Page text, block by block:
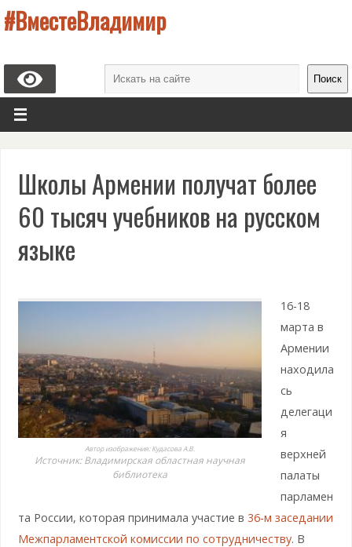
#ВместеВладимир
Поиск
Школы Армении получат более
60 тысяч учебников на русском
языке
Автор изображения:Кудасова А.В.
Источник:Владимирская областная научная
библиотека
16-18
марта в
Армении
находила
сь
делегаци
я
верхней
палаты
парламен
та России, которая принимала участие в 36-м заседании
Межпарламентской комиссии по сотрудничеству. В